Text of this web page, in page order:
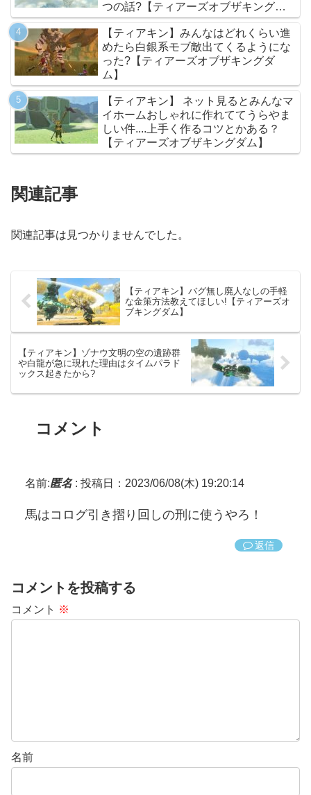
つの話?【ティアーズオブザキングダ
ム】
【ティアキン】みんなはどれくらい進
めたら白銀系モブ敵出てくるようにな
った?【ティアーズオブザキングダ
ム】
【ティアキン】 ネット見るとみんなマ
イホームおしゃれに作れててうらやま
しい件....上手く作るコツとかある？
【ティアーズオブザキングダム】
関連記事
関連記事は見つかりませんでした。
【ティアキン】バグ無し廃人なしの手軽
な金策方法教えてほしい!【ティアーズオ
ブキングダム】
【ティアキン】ゾナウ文明の空の遺跡群
や白龍が急に現れた理由はタイムパラド
ックス起きたから?
コメント
名前:匿名: 投稿日：2023/06/08(木) 19:20:14
馬はコログ引き摺り回しの刑に使うやろ！
返信
コメントを投稿する
コメント ※
名前